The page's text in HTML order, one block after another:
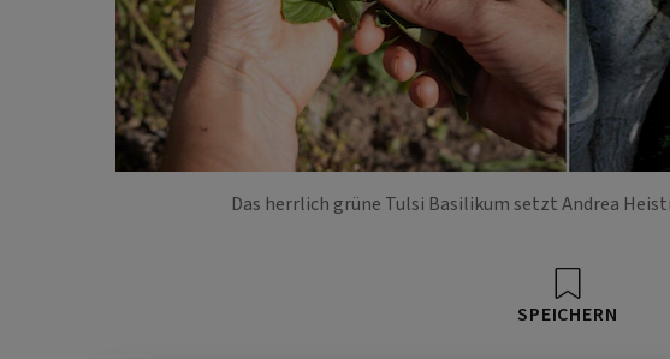
Das herrlich grüne Tulsi Basilikum setzt Andrea
SPEICHERN